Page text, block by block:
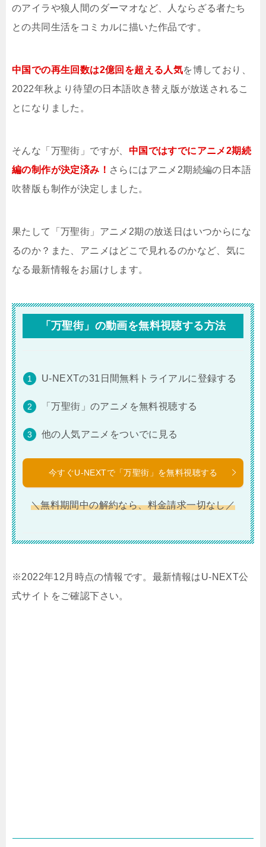
のアイラや狼人間のダーマオなど、人ならざる者たち
との共同生活をコミカルに描いた作品です。
中国での再生回数は2億回を超える人気を博しており、
2022年秋より待望の日本語吹き替え版が放送されるこ
とになりました。
そんな「万聖街」ですが、 中国ではすでにアニメ2期続
編の制作が決定済み！ さらにはアニメ2期続編の日本語
吹替版も制作が決定しました。
果たして「万聖街」アニメ2期の放送日はいつからにな
るのか？また、アニメはどこで見れるのかなど、気に
なる最新情報をお届けします。
「万聖街」の動画を無料視聴する方法
U-NEXTの31日間無料トライアルに登録する
「万聖街」のアニメを無料視聴する
他の人気アニメをついでに見る
今すぐU-NEXTで「万聖街」を無料視聴する
＼無料期間中の解約なら、料金請求一切なし／
※2022年12月時点の情報です。最新情報はU-NEXT公
式サイトをご確認下さい。